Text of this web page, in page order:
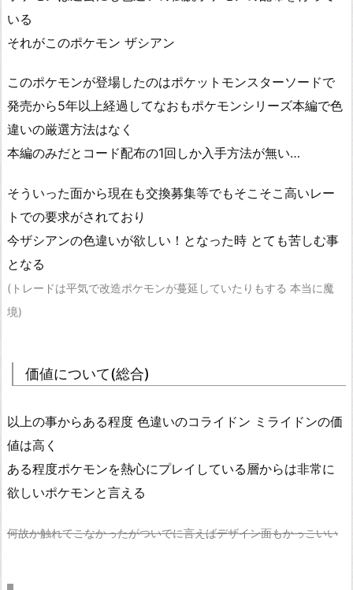
いる
それがこのポケモン ザシアン
このポケモンが登場したのはポケットモンスターソードで
発売から5年以上経過してなおもポケモンシリーズ本編で色
違いの厳選方法はなく
本編のみだとコード配布の1回しか入手方法が無い…
そういった面から現在も交換募集等でもそこそこ高いレー
トでの要求がされており
今ザシアンの色違いが欲しい！となった時 とても苦しむ事
となる
(トレードは平気で改造ポケモンが蔓延していたりもする 本当に魔
境)
価値について(総合)
以上の事からある程度 色違いのコライドン ミライドンの価
値は高く
ある程度ポケモンを熱心にプレイしている層からは非常に
欲しいポケモンと言える
何故か触れてこなかったがついでに言えばデザイン面もかっこいい